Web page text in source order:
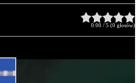
0.00 / 5 (0 głosów)